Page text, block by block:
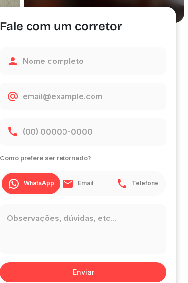
Fale com um corretor
Como prefere ser retornado?
WhatsApp Email Telefone
Enviar